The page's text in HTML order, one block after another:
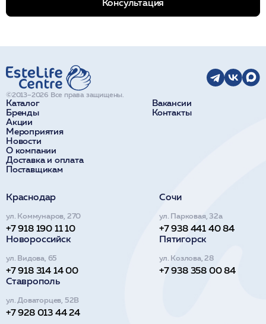
Каталог
Бренды
Акции
Мероприятия
Новости
О компании
Доставка и оплата
Поставщикам
Вакансии
Контакты
©2013–2026 Все права защищены.
Краснодар
ул. Коммунаров, 270
+7 918 190 11 10
Сочи
ул. Парковая, 32а
+7 938 441 40 84
Новороссийск
ул. Видова, 65
+7 918 314 14 00
Пятигорск
ул. Козлова, 28
+7 938 358 00 84
Ставрополь
ул. Доваторцев, 52В
+7 928 013 44 24